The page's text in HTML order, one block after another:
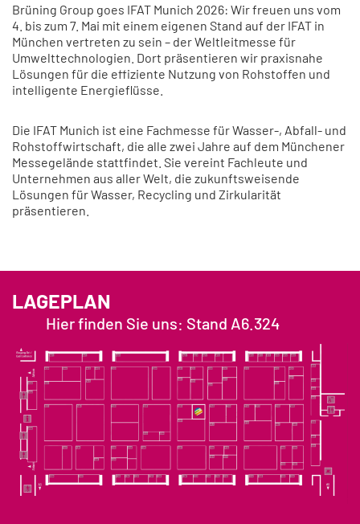
Brüning Group goes IFAT Munich 2026: Wir freuen uns vom
4. bis zum 7. Mai mit einem eigenen Stand auf der IFAT in
München vertreten zu sein – der Weltleitmesse für
Umwelttechnologien. Dort präsentieren wir praxisnahe
Lösungen für die effiziente Nutzung von Rohstoffen und
intelligente Energieflüsse.
Die IFAT Munich ist eine Fachmesse für Wasser-, Abfall- und
Rohstoffwirtschaft, die alle zwei Jahre auf dem Münchener
Messegelände stattfindet. Sie vereint Fachleute und
Unternehmen aus aller Welt, die zukunftsweisende
Lösungen für Wasser, Recycling und Zirkularität
präsentieren.
LAGEPLAN
Hier finden Sie uns: Stand A6.324